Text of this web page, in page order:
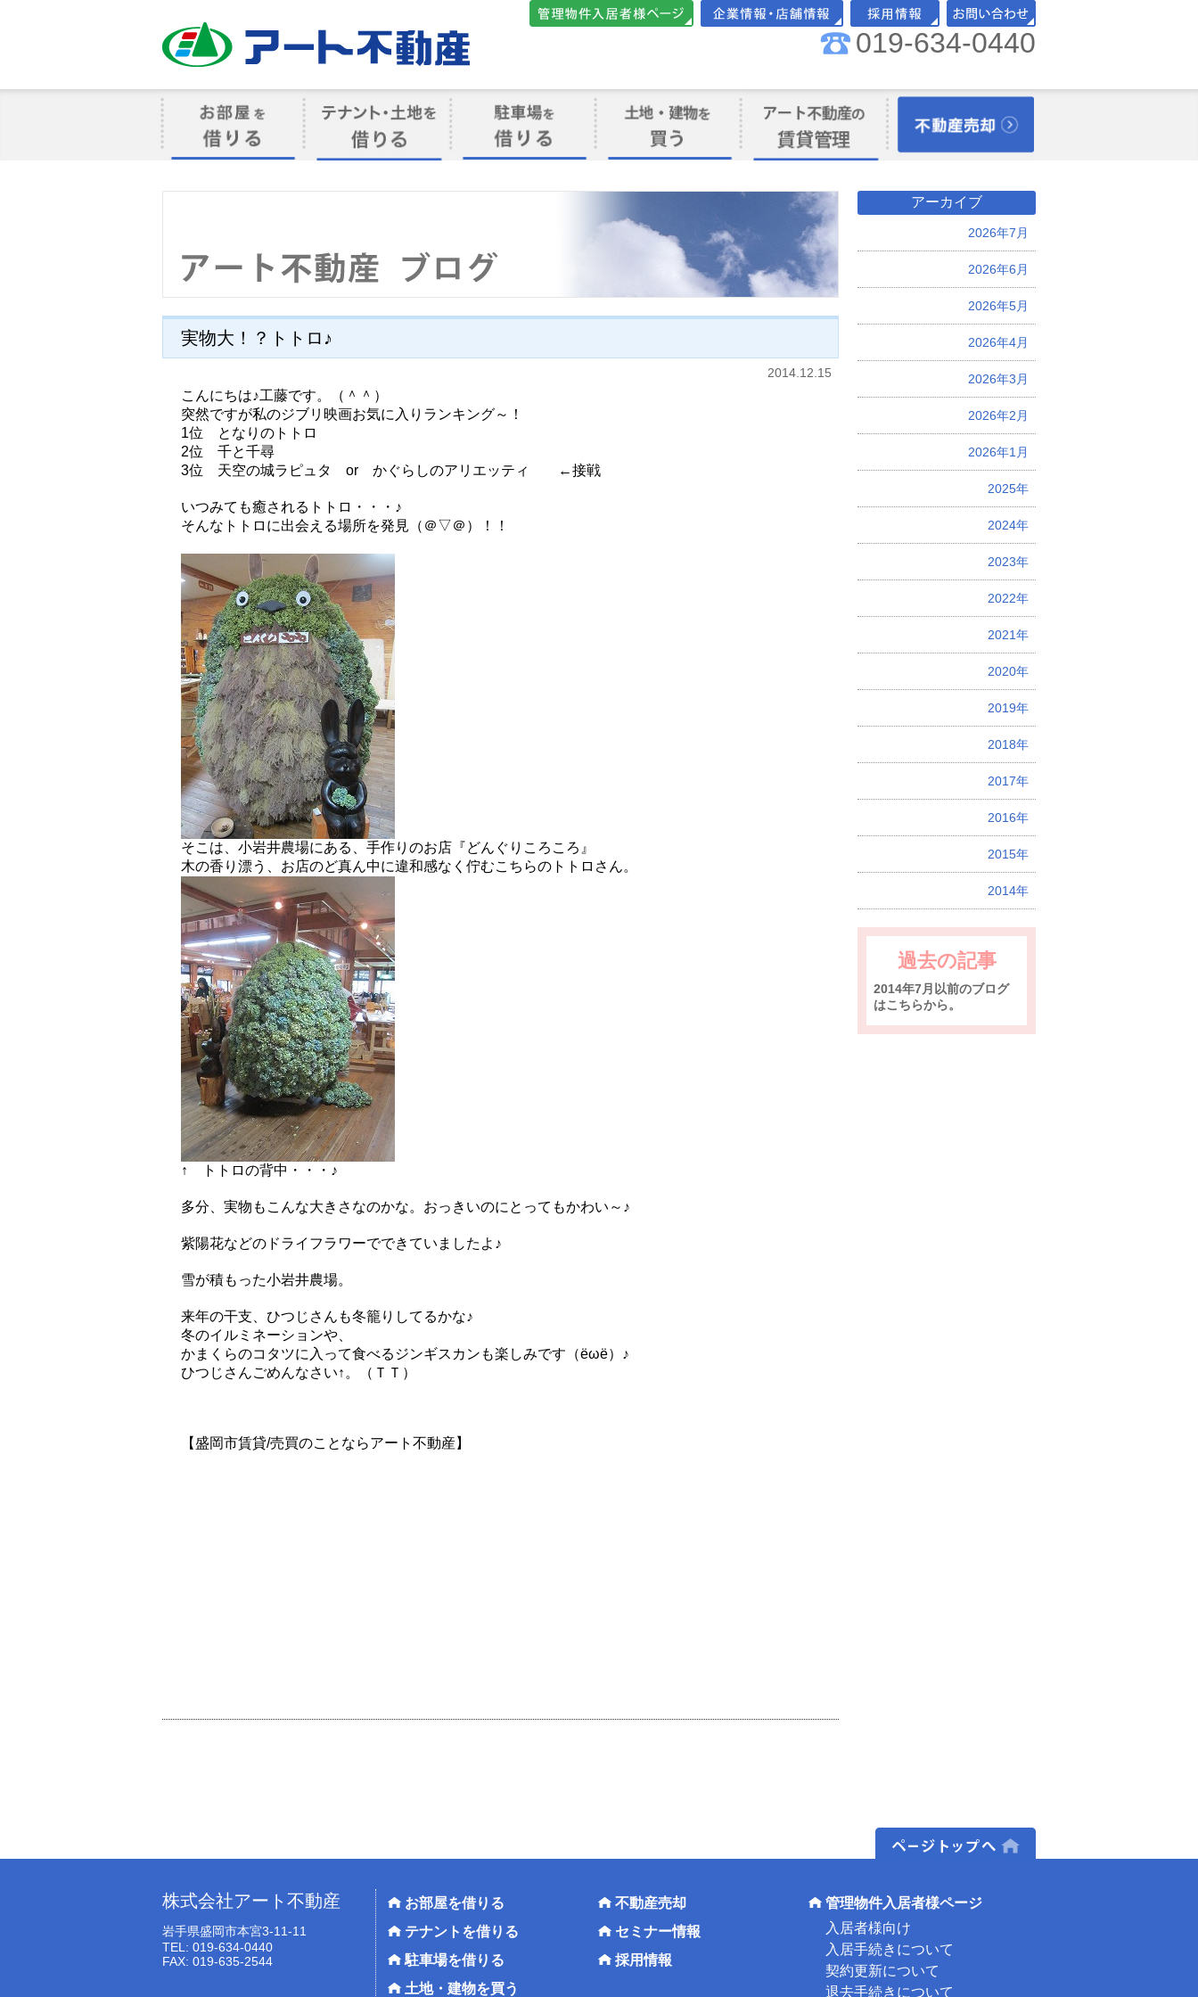
アート不動産
会社案内・店舗情報 採用情報 お問い合わせ
019-634-0440
け
実物大！？トトロ♪
2014.12.15
こんにちは♪工藤です。（＾＾）
突然ですが私のジブリ映画お気に入りランキング～！
1位 となりのトトロ
2位 千と千尋
3位 天空の城ラピュタ or かぐらしのアリエッティ ←接戦
いつみても癒される トトロ ・・・♪
そんなトトロに出会える場所を発見（＠▽＠）！！
そこは、小岩井農場にある、手作りのお店『どんぐりころころ 』
木の香り漂う、お店のど真ん中に違和感なく佇むこちらのトトロさん。
↑ トトロの背中・・・♪
多分、実物もこんな大きさなのかな。おっきいのにとってもかわい～♪
紫陽花などのドライフラワーでできていましたよ♪
雪が積もった小岩井農場。
来年の干支、ひつじさんも冬籠りしてるかな♪
冬のイルミネーションや、
かまくらのコタツに入って食べるジンギスカンも楽しみです（ёωё）♪
ひつじさんごめんなさい↑。（ＴＴ）
【盛岡市賃貸/売買のことならアート不動産】
アーカイブ
2026年7月
2026年6月
2026年5月
2026年4月
2026年3月
2026年2月
2026年1月
2025年
2024年
2023年
2022年
2021年
2020年
2019年
2018年
2017年
2016年
2015年
2014年
過去の記事
2014年7月以前のブログ
はこちらから。
株式会社アート不動産
岩手県盛岡市本宮3-11-11
TEL: 019-634-0440
FAX: 019-635-2544
お部屋を借りる
テナントを借りる
駐車場を借りる
土地・建物を買う
不動産売却
セミナー情報
採用情報
管理物件入居者様ページ
入居者様向け
入居手続きについて
契約更新について
退去手続きについて